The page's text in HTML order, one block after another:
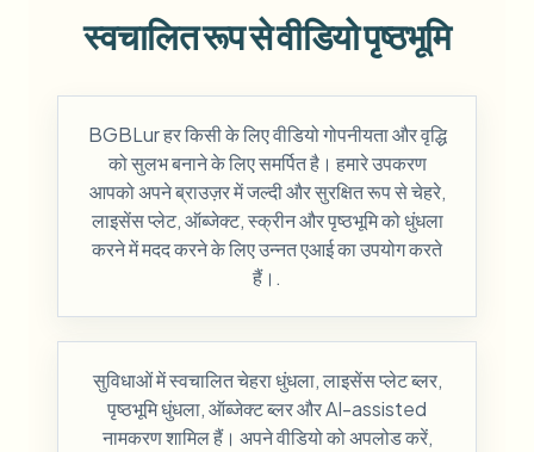
स्वचालित रूप से वीडियो पृष्ठभूमि
BGBLur हर किसी के लिए वीडियो गोपनीयता और वृद्धि
को सुलभ बनाने के लिए समर्पित है। हमारे उपकरण
आपको अपने ब्राउज़र में जल्दी और सुरक्षित रूप से चेहरे,
लाइसेंस प्लेट, ऑब्जेक्ट, स्क्रीन और पृष्ठभूमि को धुंधला
करने में मदद करने के लिए उन्नत एआई का उपयोग करते
हैं।.
सुविधाओं में स्वचालित चेहरा धुंधला, लाइसेंस प्लेट ब्लर,
पृष्ठभूमि धुंधला, ऑब्जेक्ट ब्लर और AI-assisted
नामकरण शामिल हैं। अपने वीडियो को अपलोड करें,